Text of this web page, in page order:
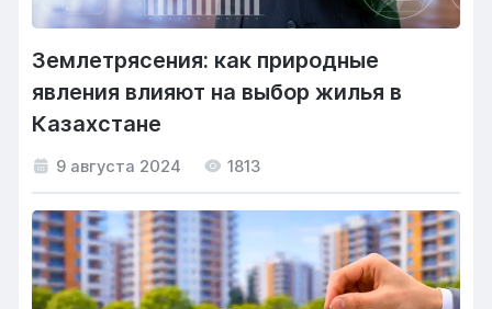
Землетрясения: как природные
явления влияют на выбор жилья в
Казахстане
9 августа 2024 1813